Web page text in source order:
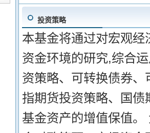
投资策略
本基金将通过对宏观
资金环境的研究,综合
资策略、可转换债券
指期货投资策略、国
基金资产的增值保值